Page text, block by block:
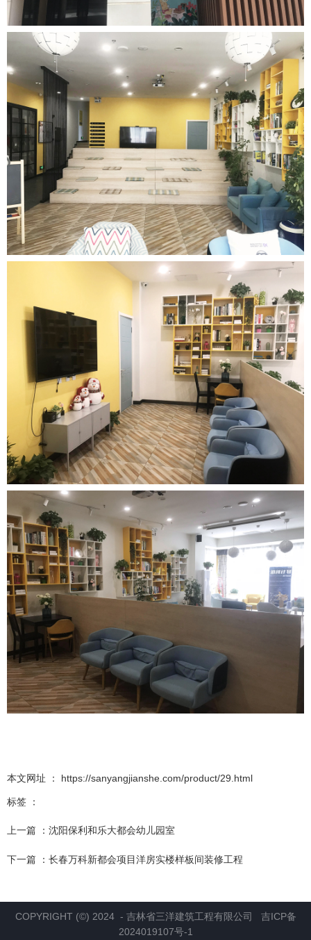
本文网址 ： https://sanyangjianshe.com/product/29.html
标签 ：
上一篇 ： 沈阳保利和乐大都会幼儿园室
下一篇 ： 长春万科新都会项目洋房实楼样板间装修工程
相关产品
COPYRIGHT (©) 2024 - 吉林省三洋建筑工程有限公司 吉ICP备
2024019107号-1